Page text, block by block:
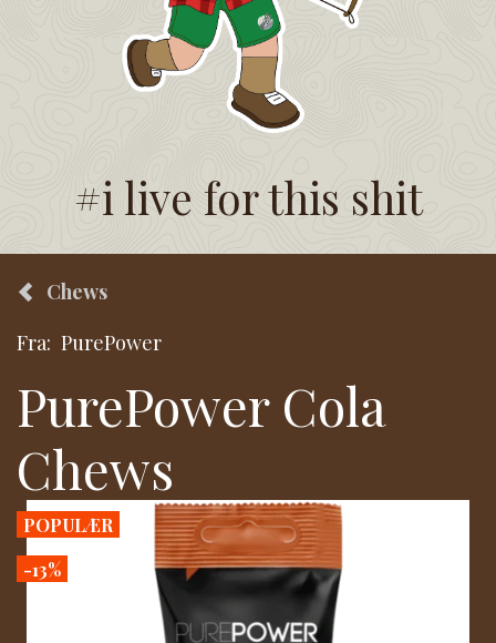
#i live for this shit
Chews
Fra: PurePower
PurePower Cola
Chews
POPULÆR
-13%